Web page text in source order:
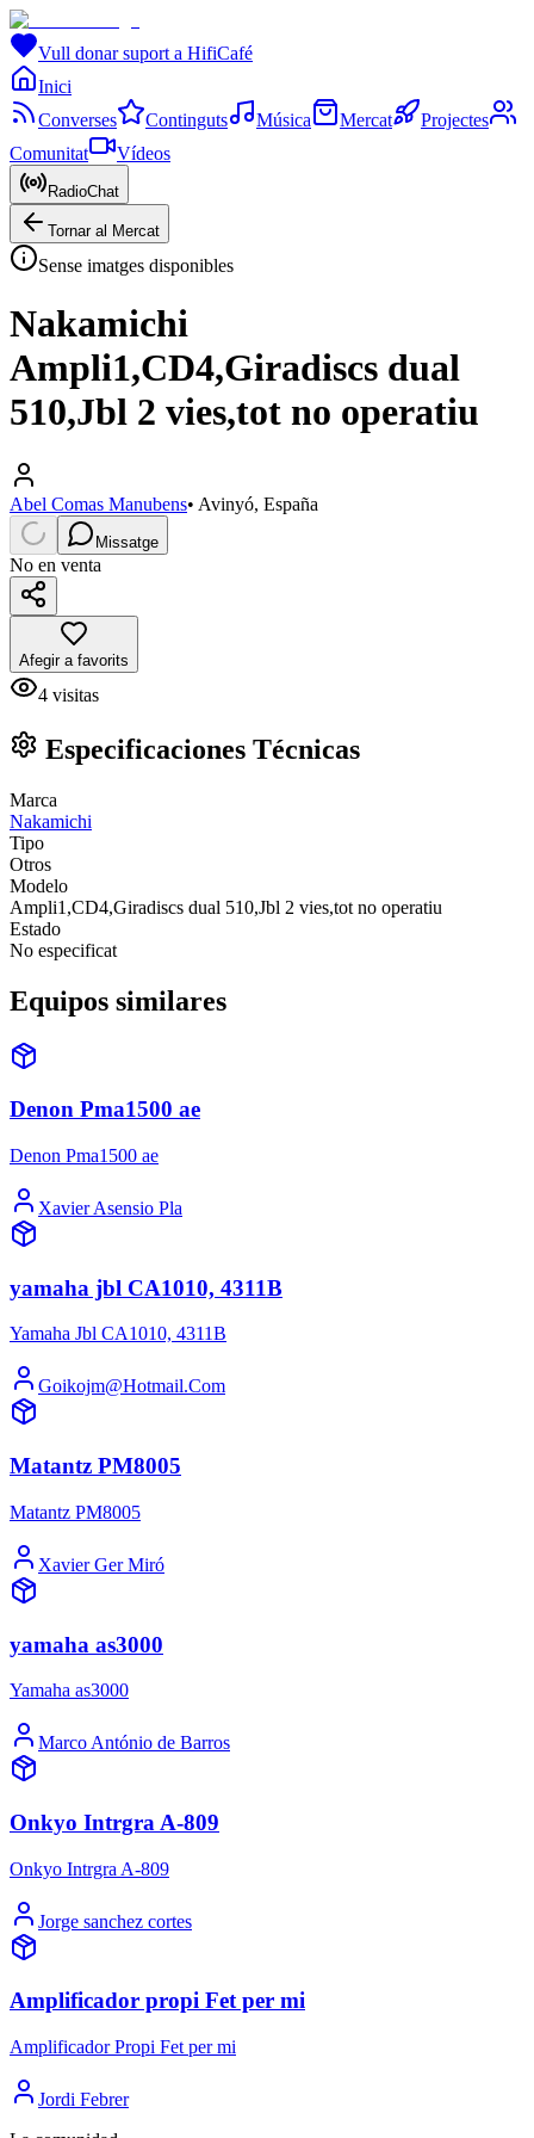
Vull donar suport a HifiCafé
Inici
Converses
Continguts Música Mercat
Projectes
Comunitat
Vídeos
RadioChat
Tornar al Mercat
Sense imatges disponibles
Nakamichi
Ampli1,CD4,Giradiscs dual
510,Jbl 2 vies,tot no operatiu
Abel Comas Manubens• Avinyó, España
Missatge
No en venta
Afegir a favorits
4 visitas
Especificaciones Técnicas
Marca
Nakamichi
Tipo
Otros
Modelo
Ampli1,CD4,Giradiscs dual 510,Jbl 2 vies,tot no operatiu
Estado
No especificat
Equipos similares
Denon Pma1500 ae
Denon Pma1500 ae
Xavier Asensio Pla
yamaha jbl CA1010, 4311B
Yamaha Jbl CA1010, 4311B
Goikojm@Hotmail.Com
Matantz PM8005
Matantz PM8005
Xavier Ger Miró
yamaha as3000
Yamaha as3000
Marco António de Barros
Onkyo Intrgra A-809
Onkyo Intrgra A-809
Jorge sanchez cortes
Amplificador propi Fet per mi
Amplificador Propi Fet per mi
Jordi Febrer